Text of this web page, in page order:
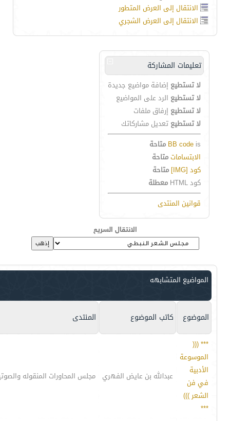
الانتقال إلى العرض المتطور
الانتقال إلى العرض الشجري
تعليمات المشاركة
لا تستطيع إضافة مواضيع جديدة
لا تستطيع الرد على المواضيع
لا تستطيع إرفاق ملفات
لا تستطيع تعديل مشاركاتك
BB code is
متاحة
الابتساماتمتاحة
كود [IMG]
متاحة
كود HTML
معطلة
قوانين المنتدى
الانتقال السريع
المواضيع المتشابهه
الموضوع كاتب الموضوع المنتدى
*** (((
الموسوعة
الأدبية
في فن
الشعر )))
***
عبدالله بن عايض الفهري مجلس المحاورات المنقوله